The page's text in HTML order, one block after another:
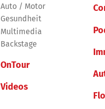
Auto / Motor
Gesundheit
Multimedia
Backstage
OnTour
Videos